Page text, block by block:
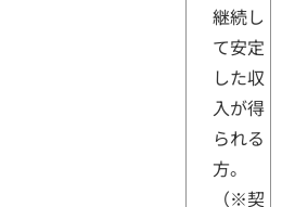
継続し
て安定
した収
入が得
られる
方。
（※契